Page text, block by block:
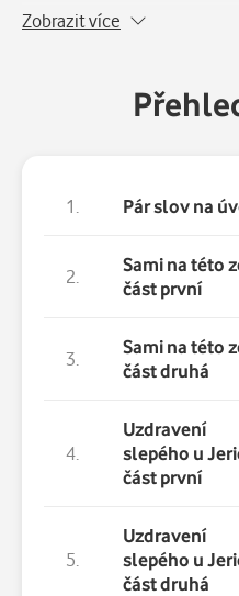
Zobrazit více
1. Pár slov na
2.
Sami na této
část první
3.
Sami na této
část druhá
4.
Uzdravení
slepého u
část první
5.
Uzdravení
slepého u
část druhá